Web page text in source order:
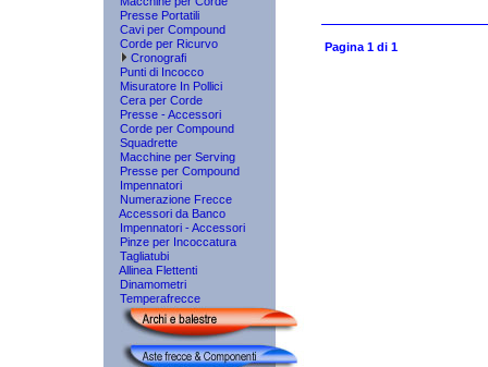
Presse Portatili
Cavi per Compound
Corde per Ricurvo
Cronografi
Punti di Incocco
Misuratore In Pollici
Cera per Corde
Presse - Accessori
Corde per Compound
Squadrette
Macchine per Serving
Presse per Compound
Impennatori
Numerazione Frecce
Accessori da Banco
Impennatori - Accessori
Pinze per Incoccatura
Tagliatubi
Allinea Flettenti
Dinamometri
Temperafrecce
Pagina 1 di 1